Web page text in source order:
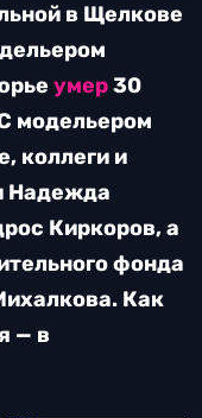
в Щелкове
умер30
модельером
коллеги и
Надежда
Киркоров, а
фонда
. Как
— в